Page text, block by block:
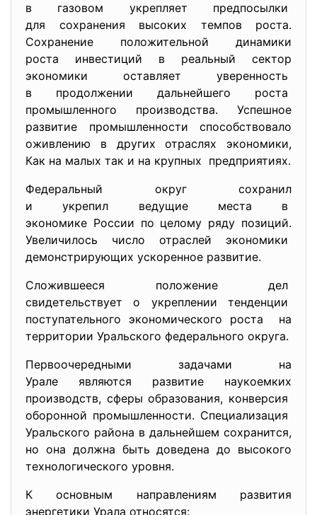
в газовом укрепляет предпосылки
для сохранения высоких темпов роста.
Сохранение положительной динамики
роста инвестиций в реальный сектор
экономики оставляет уверенность
в продолжении дальнейшего роста
промышленного производства. Успешное
развитие промышленности способствовало
оживлению в других отраслях экономики,
Как на малых так и на крупных предприятиях.
Федеральный округ сохранил
и укрепил ведущие места в
экономике России по целому ряду позиций.
Увеличилось число отраслей экономики
демонстрирующих ускоренное развитие.
Сложившееся положение дел
свидетельствует о укреплении тенденции
поступательного экономического роста на
территории Уральского федерального округа.
Первоочередными задачами на
Урале являются развитие наукоемких
производств, сферы образования, конверсия
оборонной промышленности. Специализация
Уральского района в дальнейшем сохранится,
но она должна быть доведена до высокого
технологического уровня.
К основным направлениям развития
энергетики Урала относятся: